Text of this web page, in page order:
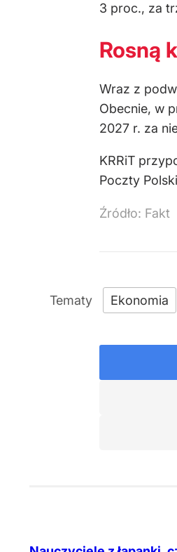
3 proc., za
Rosną
Wraz z
Obecnie, w
2027 r. za
KRRiT
Poczty
Źródło: Fakt
Ekonomia